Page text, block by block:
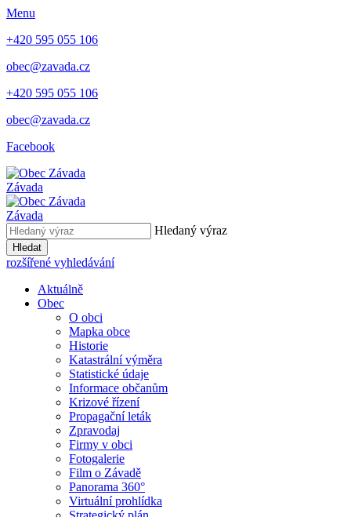
Menu
+420 595 055 106
obec@zavada.cz
+420 595 055 106
obec@zavada.cz
Facebook
Závada
Závada
Hledaný výraz
Hledat
rozšířené vyhledávání
Aktuálně
Obec
O obci
Mapka obce
Historie
Katastrální výměra
Statistické údaje
Informace občanům
Krizové řízení
Propagační leták
Zpravodaj
Firmy v obci
Fotogalerie
Film o Závadě
Panorama 360°
Virtuální prohlídka